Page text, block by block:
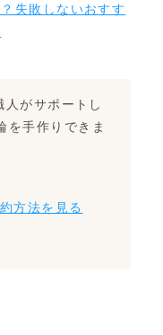
失敗しないおすす
がサポートし
を手作りできま
方法を見る